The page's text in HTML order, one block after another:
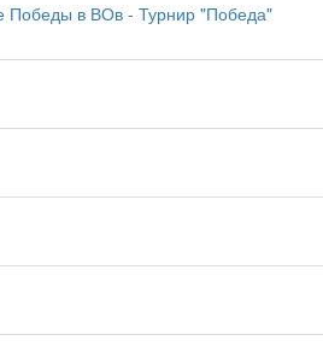
Победы в ВОв - Турнир "Победа"